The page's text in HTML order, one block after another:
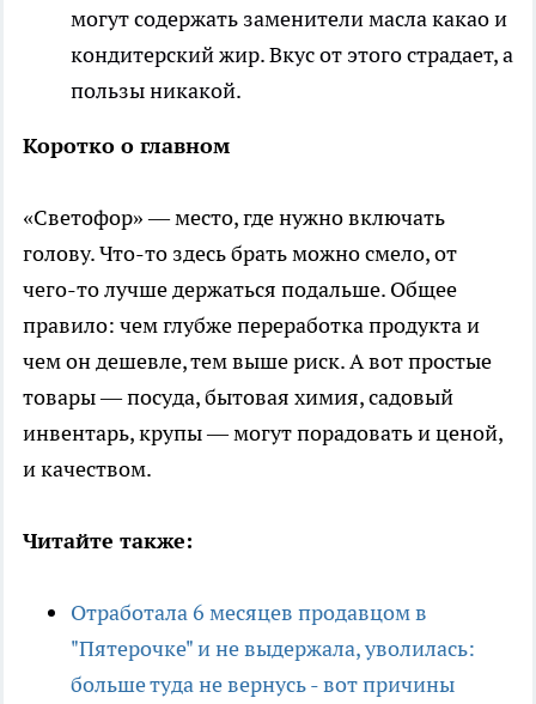
могут содержать заменители масла какао и
кондитерский жир. Вкус от этого страдает, а
пользы никакой.
Коротко о главном
«Светофор» — место, где нужно включать
голову. Что-то здесь брать можно смело, от
чего-то лучше держаться подальше. Общее
правило: чем глубже переработка продукта и
чем он дешевле, тем выше риск. А вот простые
товары — посуда, бытовая химия, садовый
инвентарь, крупы — могут порадовать и ценой,
и качеством.
Читайте также:
Отработала 6 месяцев продавцом в
"Пятерочке" и не выдержала, уволилась:
больше туда не вернусь - вот причины